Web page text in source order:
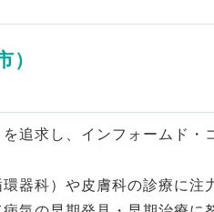
）
追求し、インフォームド・
器科）や皮膚科の診療に注